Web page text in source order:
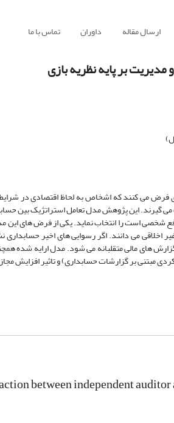
ارسال مقاله داوران تماس با ما
بر پایه نظریه بازی
فرض می کنند که اشخاص به لحاظ اقتصادی در
این پژوهش مدل تعامل استراتژیک بین
شخصی است را انتخاب نماید. یکی از فرض های
اخلاقی می دانند. اگر رسوایی های اخیر
های مالی متقلبانه می شود. مدل ارایه شده
مبتنی بر گزارشات حسابداری) و تاثیر افزایش
between independent